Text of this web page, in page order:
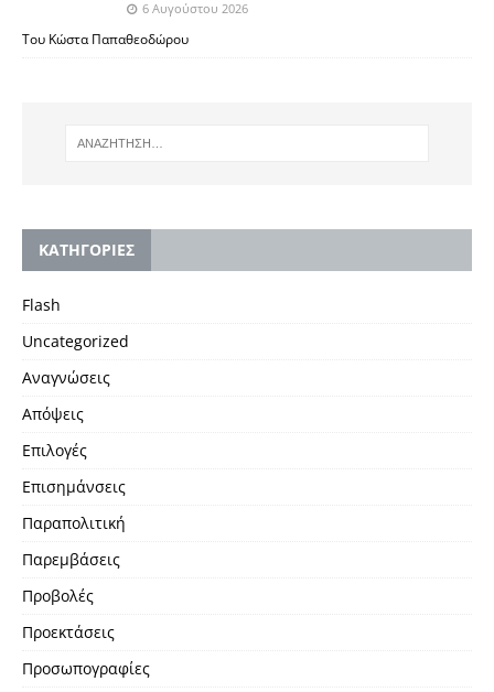
6 Αυγούστου 2026
Του Κώστα Παπαθεοδώρου
KΑΤΗΓΟΡΙΕΣ
Flash
Uncategorized
Αναγνώσεις
Απόψεις
Επιλογές
Επισημάνσεις
Παραπολιτική
Παρεμβάσεις
Προβολές
Προεκτάσεις
Προσωπογραφίες